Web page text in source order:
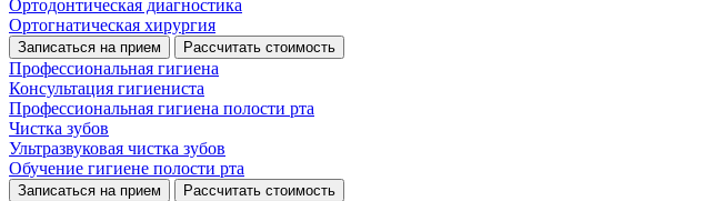
Ортодонтическая диагностика
Ортогнатическая хирургия
Записаться на прием Рассчитать стоимость
Профессиональная гигиена
Консультация гигиениста
Профессиональная гигиена полости рта
Чистка зубов
Ультразвуковая чистка зубов
Обучение гигиене полости рта
Записаться на прием Рассчитать стоимость